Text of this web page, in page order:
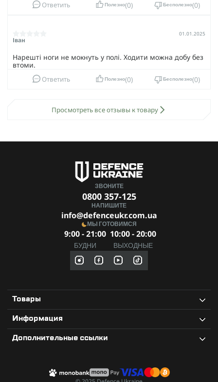
Ответить Полезно 0 Бесполезно 0
Іван
01.01.2025
Нарешті ноги не мокнуть у полі. Ходити можна добу без
втоми.
Ответить Полезно 0 Бесполезно 0
Просмотреть все отзывы к товару
ЗВОНИТЕ
0800 357-125
НАПИШИТЕ
info@defenceukr.com.ua
МЫ ГОТОВИМСЯ
9:00 - 21:00
БУДНИ
10:00 - 20:00
ВЫХОДНЫЕ
Товары
Информация
Дополнительные ссылки